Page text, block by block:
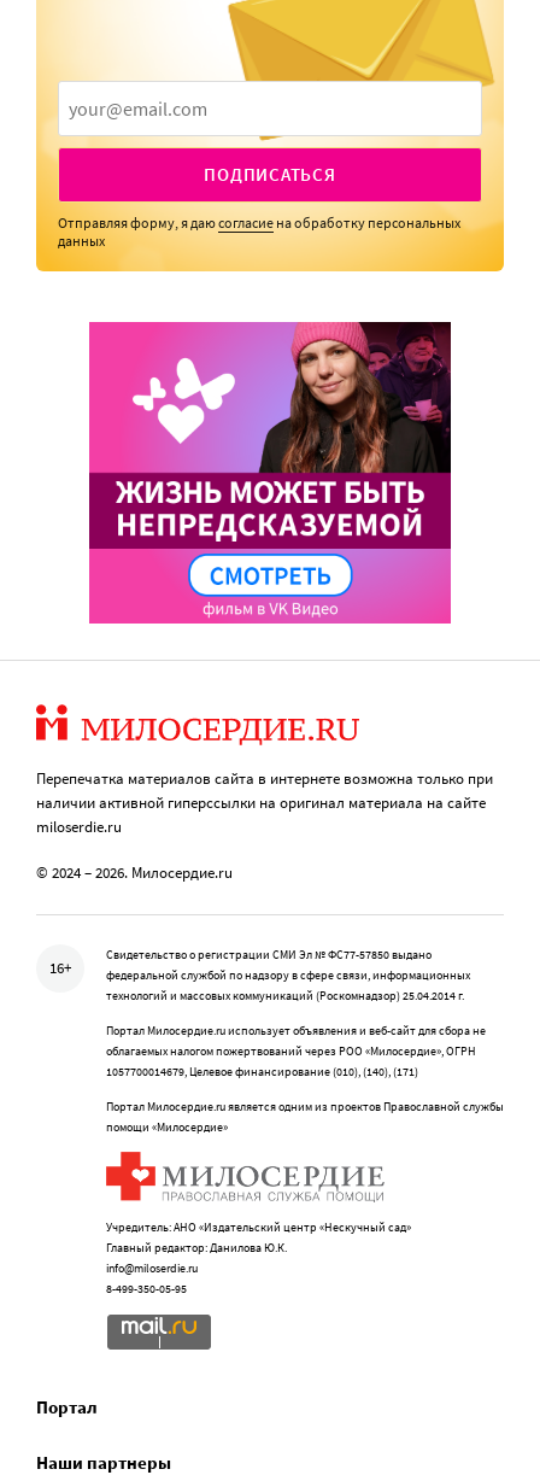
ПОДПИСАТЬСЯ
Отправляя форму, я даюсогласие на обработку персональных
данных
Перепечатка материалов сайта в интернете возможна только при
наличии активной гиперссылки на оригинал материала на сайте
miloserdie.ru
© 2024 – 2026. Милосердие.ru
16+
Свидетельство о регистрации СМИ Эл № ФС77-57850 выдано
федеральной службой по надзору в сфере связи, информационных
технологий и массовых коммуникаций (Роскомнадзор) 25.04.2014 г.
Портал Милосердие.ru использует объявления и веб-сайт для сбора не
облагаемых налогом пожертвований через РОО «Милосердие», ОГРН
1057700014679, Целевое финансирование (010), (140), (171)
Портал Милосердие.ru является одним из проектов Православной службы
помощи «Милосердие»
Учредитель: АНО «Издательский центр «Нескучный сад»
Главный редактор: Данилова Ю.К.
info@miloserdie.ru
8-499-350-05-95
Портал
Наши партнеры